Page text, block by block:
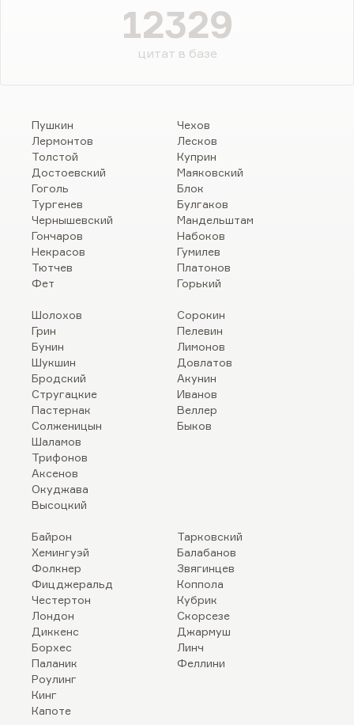
12329
цитат в базе
Пушкин
Лермонтов
Толстой
Достоевский
Гоголь
Тургенев
Чернышевский
Гончаров
Некрасов
Тютчев
Фет
Чехов
Лесков
Куприн
Маяковский
Блок
Булгаков
Мандельштам
Набоков
Гумилев
Платонов
Горький
Шолохов
Грин
Бунин
Шукшин
Бродский
Стругацкие
Пастернак
Солженицын
Шаламов
Трифонов
Аксенов
Окуджава
Высоцкий
Сорокин
Пелевин
Лимонов
Довлатов
Акунин
Иванов
Веллер
Быков
Байрон
Хемингуэй
Фолкнер
Фицджеральд
Честертон
Лондон
Диккенс
Борхес
Паланик
Роулинг
Кинг
Капоте
Тарковский
Балабанов
Звягинцев
Коппола
Кубрик
Скорсезе
Джармуш
Линч
Феллини